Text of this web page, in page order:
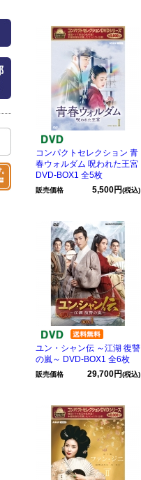
コンパクトセレクション 青
春ウォルダム 呪われた王宮
DVD-BOX1 全5枚
販売価格 5,500円(税込)
ユン・シャン伝 ～江湖 復讐
の嵐～ DVD-BOX1 全6枚
販売価格 29,700円(税込)